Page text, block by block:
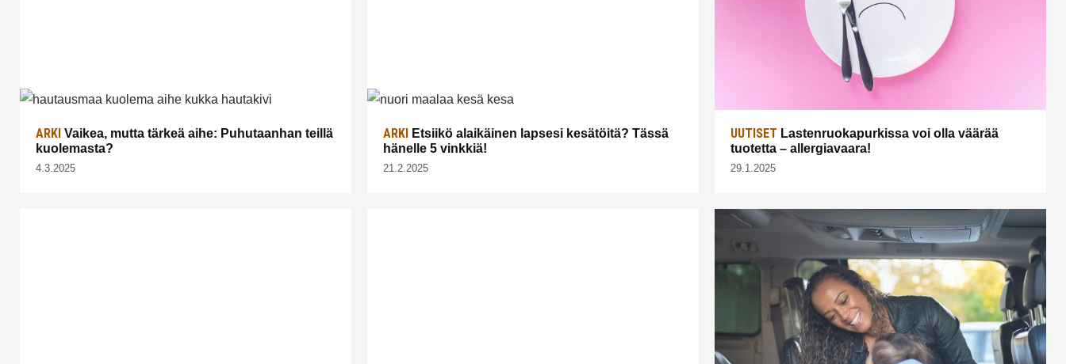
ARKI Vaikea, mutta tärkeä aihe: Puhutaanhan teillä
kuolemasta?
4.3.2025
ARKI Etsiikö alaikäinen lapsesi kesätöitä? Tässä
hänelle 5 vinkkiä!
21.2.2025
UUTISET Lastenruokapurkissa voi olla väärää
tuotetta – allergiavaara!
29.1.2025